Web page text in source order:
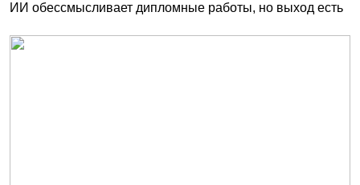
ИИ обессмысливает дипломные работы, но выход есть